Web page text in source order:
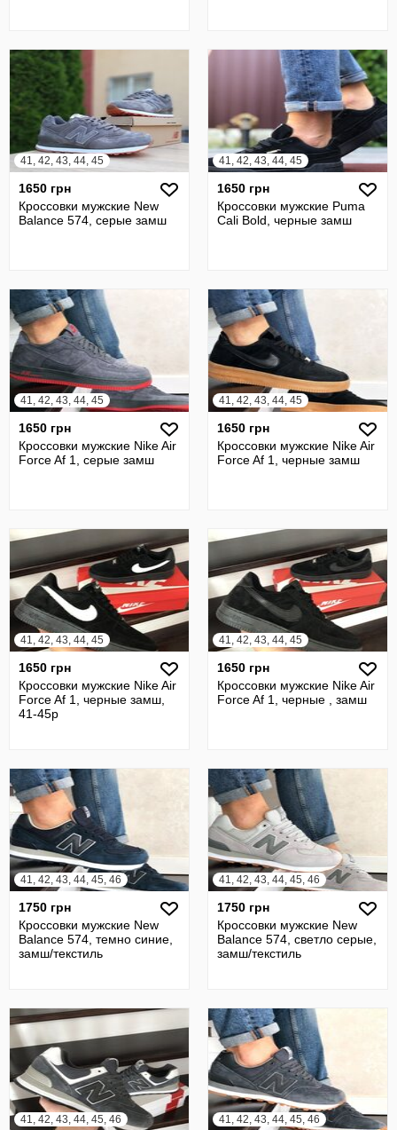
41, 42, 43, 44, 45
1650 грн
Кроссовки мужские New
Balance 574, серые замш
41, 42, 43, 44, 45
1650 грн
Кроссовки мужские Puma
Cali Bold, черные замш
41, 42, 43, 44, 45
1650 грн
Кроссовки мужские Nike Air
Force Af 1, серые замш
41, 42, 43, 44, 45
1650 грн
Кроссовки мужские Nike Air
Force Af 1, черные замш
41, 42, 43, 44, 45
1650 грн
Кроссовки мужские Nike Air
Force Af 1, черные замш,
41-45р
41, 42, 43, 44, 45
1650 грн
Кроссовки мужские Nike Air
Force Af 1, черные , замш
41, 42, 43, 44, 45, 46
1750 грн
Кроссовки мужские New
Balance 574, темно синие,
замш/текстиль
41, 42, 43, 44, 45, 46
1750 грн
Кроссовки мужские New
Balance 574, светло серые,
замш/текстиль
41, 42, 43, 44, 45, 46 41, 42, 43, 44, 45, 46